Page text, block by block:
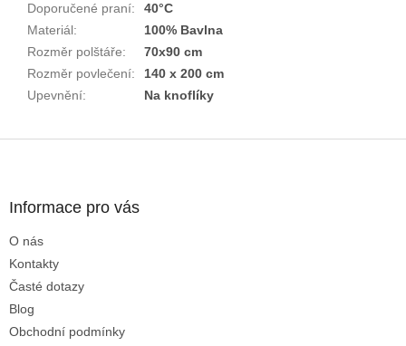
Doporučené praní:
40°C
Materiál:
100% Bavlna
Rozměr polštáře:
70x90 cm
Rozměr povlečení:
140 x 200 cm
Upevnění: Na knoflíky
Informace pro vás
O nás
Kontakty
Časté dotazy
Blog
Obchodní podmínky